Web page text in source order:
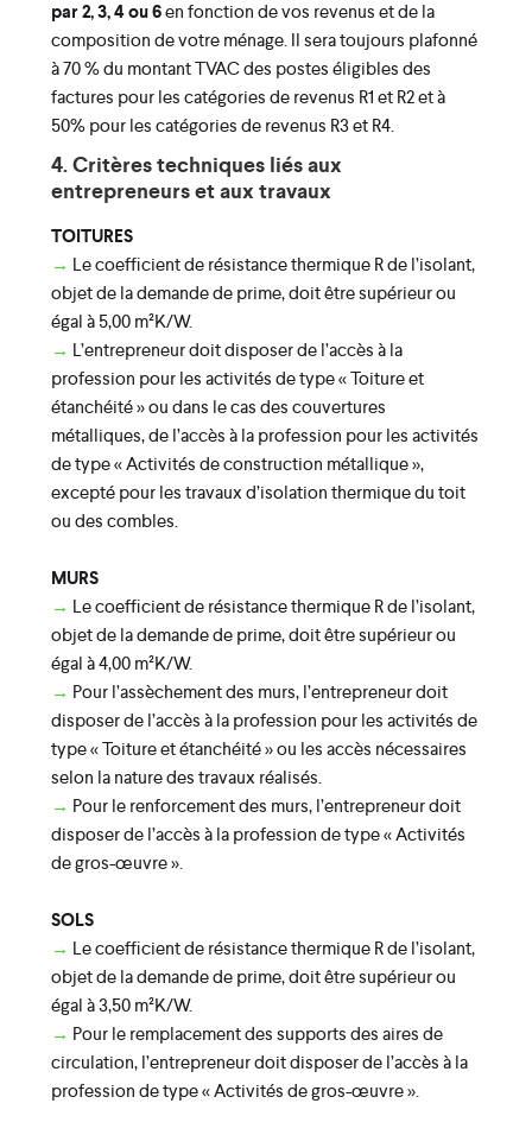
par 2, 3, 4 ou 6en fonction de vos revenus et de la
composition de votre ménage. Il sera toujours plafonné
à 70 % du montant TVAC des postes éligibles des
factures pour les catégories de revenus R1 et R2 et à
50% pour les catégories de revenus R3 et R4.
4. Critères techniques liés aux
entrepreneurs et aux travaux
TOITURES
→ Le coefficient de résistance thermique R de l’isolant,
objet de la demande de prime, doit être supérieur ou
égal à 5,00 m²K/W.
→ L’entrepreneur doit disposer de l’accès à la
profession pour les activités de type « Toiture et
étanchéité » ou dans le cas des couvertures
métalliques, de l’accès à la profession pour les activités
de type « Activités de construction métallique »,
excepté pour les travaux d’isolation thermique du toit
ou des combles.
MURS
→ Le coefficient de résistance thermique R de l’isolant,
objet de la demande de prime, doit être supérieur ou
égal à 4,00 m²K/W.
→ Pour l’assèchement des murs, l’entrepreneur doit
disposer de l’accès à la profession pour les activités de
type « Toiture et étanchéité » ou les accès nécessaires
selon la nature des travaux réalisés.
→ Pour le renforcement des murs, l’entrepreneur doit
disposer de l’accès à la profession de type « Activités
de gros-œuvre ».
SOLS
→ Le coefficient de résistance thermique R de l’isolant,
objet de la demande de prime, doit être supérieur ou
égal à 3,50 m²K/W.
→ Pour le remplacement des supports des aires de
circulation, l’entrepreneur doit disposer de l’accès à la
profession de type « Activités de gros-œuvre ».